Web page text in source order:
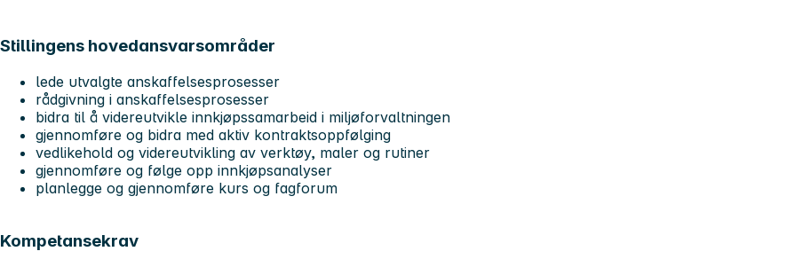
Stillingens hovedansvarsområder
lede utvalgte anskaffelsesprosesser
rådgivning i anskaffelsesprosesser
bidra til å videreutvikle innkjøpssamarbeid i miljøforvaltningen
gjennomføre og bidra med aktiv kontraktsoppfølging
vedlikehold og videreutvikling av verktøy, maler og rutiner
gjennomføre og følge opp innkjøpsanalyser
planlegge og gjennomføre kurs og fagforum
Kompetansekrav